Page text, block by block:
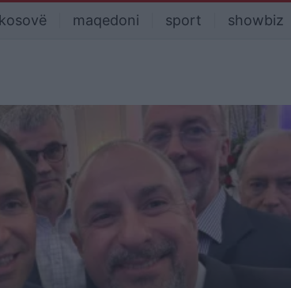
kosovë maqedoni sport showbiz